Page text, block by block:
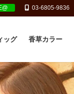
03-6805-9836
ッグ 香草カラー